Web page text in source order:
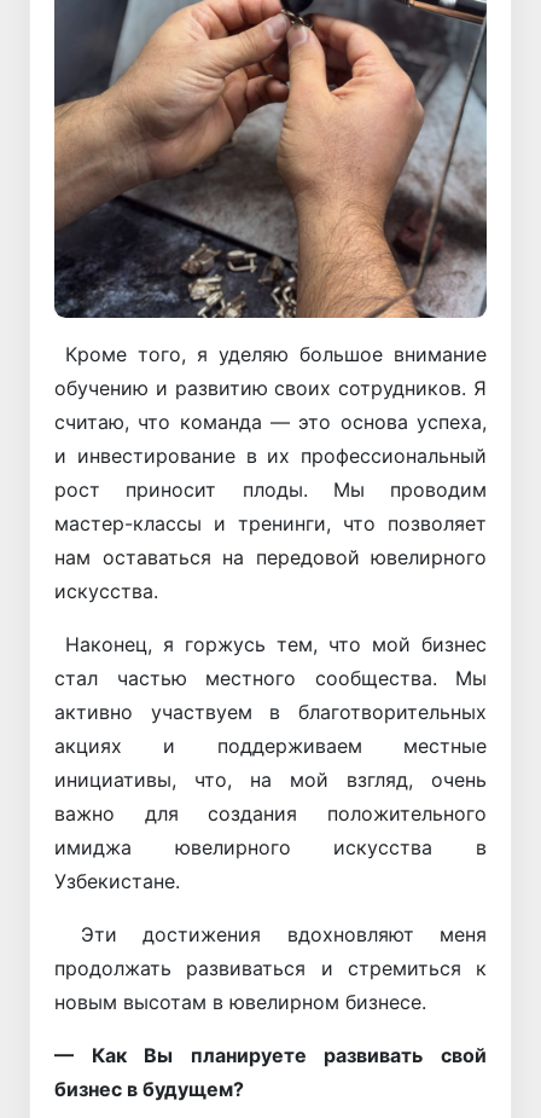
Кроме того, я уделяю большое внимание
обучению и развитию своих сотрудников. Я
считаю, что команда — это основа успеха,
и инвестирование в их профессиональный
рост приносит плоды. Мы проводим
мастер-классы и тренинги, что позволяет
нам оставаться на передовой ювелирного
искусства.
Наконец, я горжусь тем, что мой бизнес
стал частью местного сообщества. Мы
активно участвуем в благотворительных
акциях и поддерживаем местные
инициативы, что, на мой взгляд, очень
важно для создания положительного
имиджа ювелирного искусства в
Узбекистане.
Эти достижения вдохновляют меня
продолжать развиваться и стремиться к
новым высотам в ювелирном бизнесе.
— Как Вы планируете развивать свой
бизнес в будущем?